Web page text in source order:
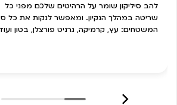
להב סיליקון שומר על הרהיטים שלכם מפני כל
שריטה במהלך הנקיון. ומאפשר לנקות את כל
המשטחים: עץ, קרמיקה, גרניט פורצלן, בטון